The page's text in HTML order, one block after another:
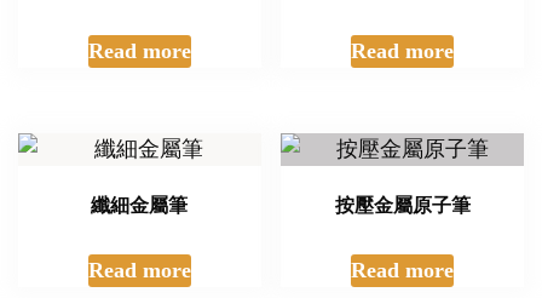
Read more Read more
纖細金屬筆
Read more
按壓金屬原子筆
Read more